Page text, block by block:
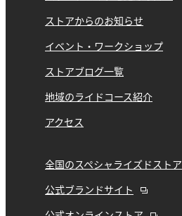
ストアからのお知らせ
イベント・ワークショップ
ストアブログ一覧
地域のライドコース紹介
アクセス
全国のスペシャライズドストア
公式ブランドサイト